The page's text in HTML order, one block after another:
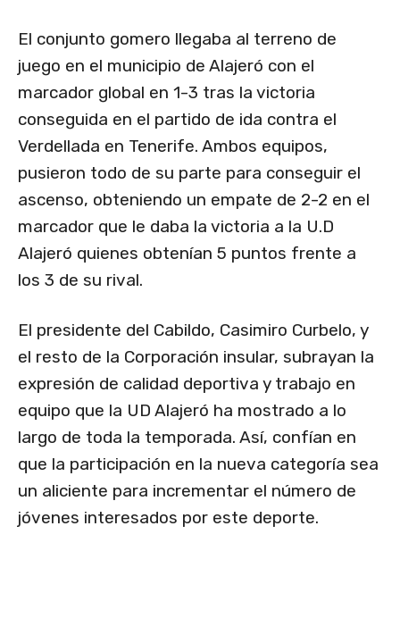
El conjunto gomero llegaba al terreno de
juego en el municipio de Alajeró con el
marcador global en 1-3 tras la victoria
conseguida en el partido de ida contra el
Verdellada en Tenerife. Ambos equipos,
pusieron todo de su parte para conseguir el
ascenso, obteniendo un empate de 2-2 en el
marcador que le daba la victoria a la U.D
Alajeró quienes obtenían 5 puntos frente a
los 3 de su rival.
El presidente del Cabildo, Casimiro Curbelo, y
el resto de la Corporación insular, subrayan la
expresión de calidad deportiva y trabajo en
equipo que la UD Alajeró ha mostrado a lo
largo de toda la temporada. Así, confían en
que la participación en la nueva categoría sea
un aliciente para incrementar el número de
jóvenes interesados por este deporte.